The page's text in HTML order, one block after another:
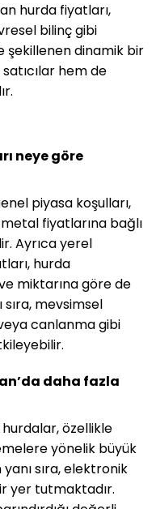
hurda fiyatları,
bilinç gibi
dinamik bir
hem de
neye göre
piyasa koşulları,
fiyatlarına bağlı
Ayrıca yerel
hurda
miktarına göre de
sıra, mevsimsel
canlanma gibi
daha fazla
özellikle
yönelik büyük
sıra, elektronik
yer tutmaktadır.